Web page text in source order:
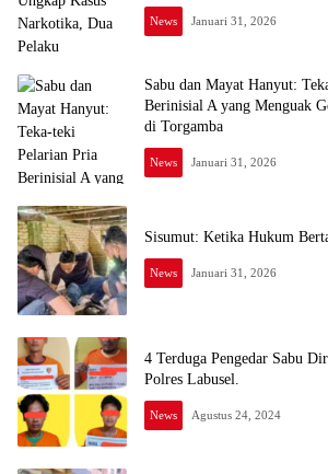
News Januari 31, 2026
Sabu dan Mayat Hanyut:
Berinisial A yang Menguak
di Torgamba
News Januari 31, 2026
Sisumut: Ketika Hukum
News Januari 31, 2026
4 Terduga Pengedar Sabu
Polres Labusel.
News Agustus 24, 2024